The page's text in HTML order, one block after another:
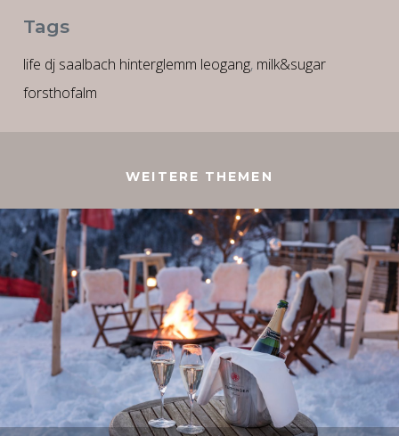
Tags
life dj saalbach hinterglemm leogang, milk&sugar
forsthofalm
WEITERE THEMEN